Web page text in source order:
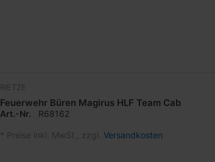
RIETZE
Feuerwehr Büren Magirus HLF Team Cab
Art.-Nr. R68162
* Preise inkl. MwSt., zzgl. Versandkosten